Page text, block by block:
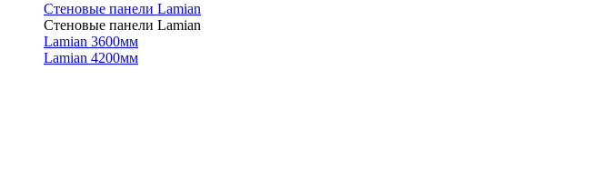
Стеновые панели Lamian
Стеновые панели Lamian
Lamian 3600мм
Lamian 4200мм